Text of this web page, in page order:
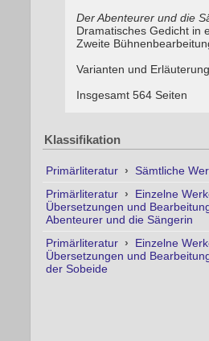
Der Abenteurer und die
Dramatisches Gedicht in
Zweite
Varianten und
Insgesamt 564 Seiten
Klassifikation
Primärliteratur ›
Sämtliche
Primärliteratur ›
Einzelne
Übersetzungen und
Abenteurer und die Sängerin
Primärliteratur ›
Einzelne
Übersetzungen und
der Sobeide